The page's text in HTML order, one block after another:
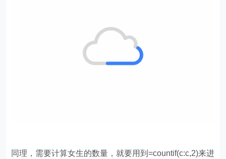
同理，需要计算女生的数量，就要用到=countif(c:c,2)来进